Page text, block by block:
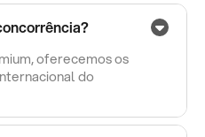
oferecemos os
do